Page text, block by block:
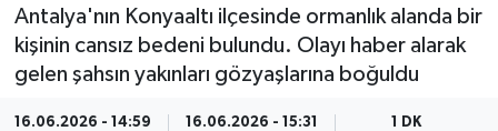
Antalya'nın Konyaaltı ilçesinde ormanlık alanda bir
kişinin cansız bedeni bulundu. Olayı haber alarak
gelen şahsın yakınları gözyaşlarına boğuldu
16.06.2026 - 14:59 16.06.2026 - 15:31 1 DK
KÜLTÜR - SANAT
Tüm Manşetler